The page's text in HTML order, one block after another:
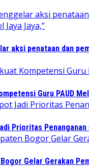
aksi penataan dan
Guru PAUD
Prioritas Penanganan
Gelar Gerakan